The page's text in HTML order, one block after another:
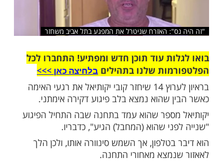
האזרח שניטרל את המפגע בתל אביב משחזר
עוד תוכן חדש ומפתיע! התחברו לכל
שלנו בתהיליםבלחיצה כאן >>>​